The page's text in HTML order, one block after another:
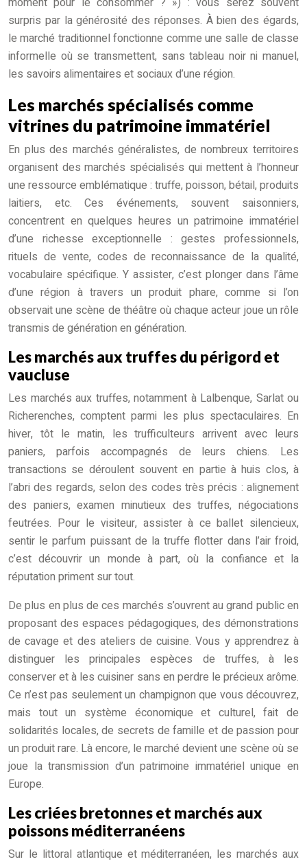
surpris par la générosité des réponses. À bien des égards,
le marché traditionnel fonctionne comme une salle de classe
informelle où se transmettent, sans tableau noir ni manuel,
les savoirs alimentaires et sociaux d’une région.
Les marchés spécialisés comme
vitrines du patrimoine immatériel
En plus des marchés généralistes, de nombreux territoires
organisent des marchés spécialisés qui mettent à l’honneur
une ressource emblématique : truffe, poisson, bétail, produits
laitiers, etc. Ces événements, souvent saisonniers,
concentrent en quelques heures un patrimoine immatériel
d’une richesse exceptionnelle : gestes professionnels,
rituels de vente, codes de reconnaissance de la qualité,
vocabulaire spécifique. Y assister, c’est plonger dans l’âme
d’une région à travers un produit phare, comme si l’on
observait une scène de théâtre où chaque acteur joue un rôle
transmis de génération en génération.
Les marchés aux truffes du périgord et
vaucluse
Les marchés aux truffes, notamment à Lalbenque, Sarlat ou
Richerenches, comptent parmi les plus spectaculaires. En
hiver, tôt le matin, les trufficulteurs arrivent avec leurs
paniers, parfois accompagnés de leurs chiens. Les
transactions se déroulent souvent en partie à huis clos, à
l’abri des regards, selon des codes très précis : alignement
des paniers, examen minutieux des truffes, négociations
feutrées. Pour le visiteur, assister à ce ballet silencieux,
sentir le parfum puissant de la truffe flotter dans l’air froid,
c’est découvrir un monde à part, où la confiance et la
réputation priment sur tout.
De plus en plus de ces marchés s’ouvrent au grand public en
proposant des espaces pédagogiques, des démonstrations
de cavage et des ateliers de cuisine. Vous y apprendrez à
distinguer les principales espèces de truffes, à les
conserver et à les cuisiner sans en perdre le précieux arôme.
Ce n’est pas seulement un champignon que vous découvrez,
mais tout un système économique et culturel, fait de
solidarités locales, de secrets de famille et de passion pour
un produit rare. Là encore, le marché devient une scène où se
joue la transmission d’un patrimoine immatériel unique en
Europe.
Les criées bretonnes et marchés aux
poissons méditerranéens
Sur le littoral atlantique et méditerranéen, les marchés aux